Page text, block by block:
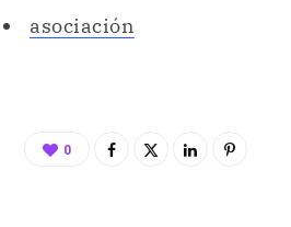
asociación
0